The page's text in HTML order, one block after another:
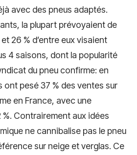
avec des pneus adaptés.
la plupart prévoyaient de
26 % d’entre eux visaient
4 saisons, dont la popularité
du pneu confirme: en
ont pesé 37 % des ventes sur
en France, avec une
Contrairement aux idées
ne cannibalise pas le pneu
sur neige et verglas. Ce